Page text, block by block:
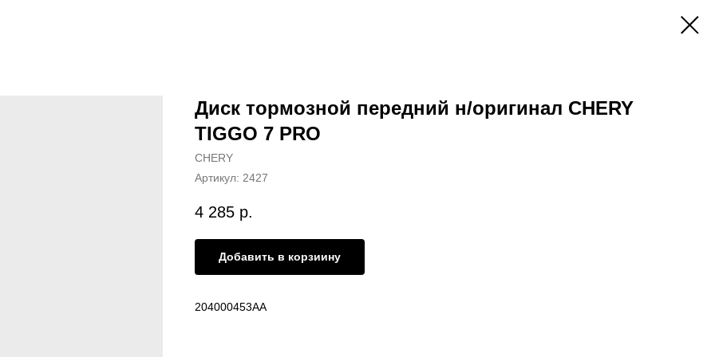
Диск тормозной передний н/оригинал CHERY
TIGGO 7 PRO
CHERY
Артикул: 2427
4 285 р.
Добавить в корзиину
204000453AA